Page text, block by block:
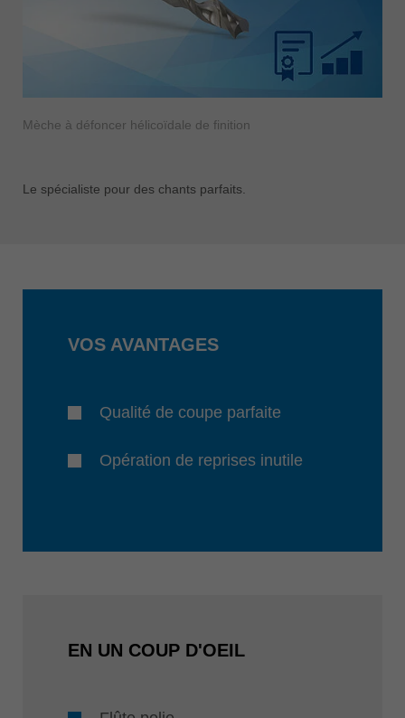
Mèche à défoncer hélicoïdale de finition
Le spécialiste pour des chants parfaits.
VOS AVANTAGES
Qualité de coupe parfaite
Opération de reprises inutile
EN UN COUP D'OEIL